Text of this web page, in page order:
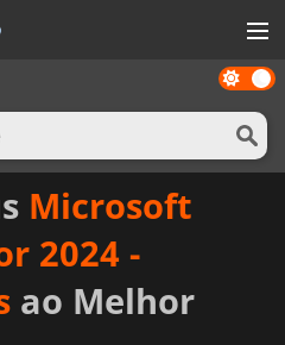
Dark
mode
Microsoft
2024 -
ao Melhor